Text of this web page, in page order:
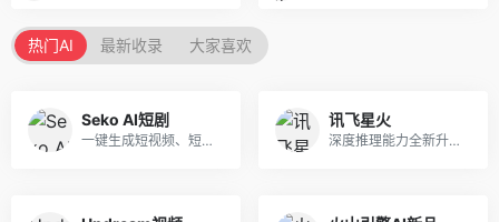
热门AI 最新收录 大家喜欢
Seko AI短剧
一键生成短视频、短剧，零基础批量出片，用户注册意愿高，转化稳定！
讯飞星火
深度推理能力全新升级，全面对标OpenAI o1